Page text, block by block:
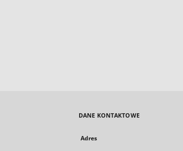
DANE KONTAKTOWE
Adres